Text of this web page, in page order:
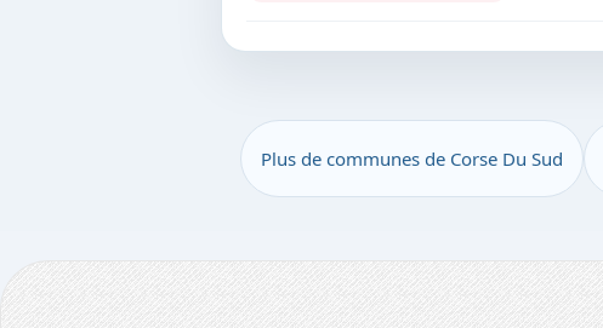
Plus de communes de Corse Du Sud